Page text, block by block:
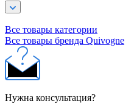
Все товары категории
Все товары бренда Quivogne
Нужна консультация?